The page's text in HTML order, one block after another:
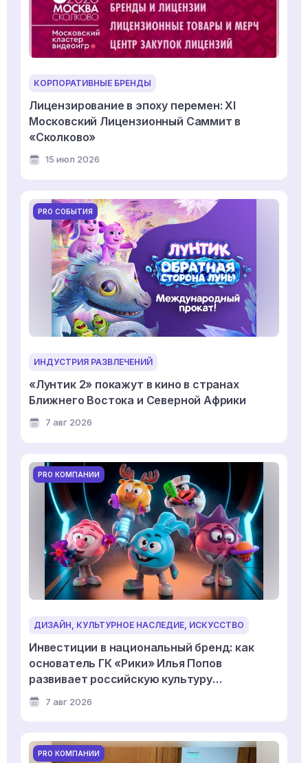
КОРПОРАТИВНЫЕ БРЕНДЫ
Лицензирование в эпоху перемен: XI
Московский Лицензионный Саммит в
«Сколково»
15 июл 2026
PRO СОБЫТИЯ
ИНДУСТРИЯ РАЗВЛЕЧЕНИЙ
«Лунтик 2» покажут в кино в странах
Ближнего Востока и Северной Африки
7 авг 2026
PRO КОМПАНИИ
ДИЗАЙН, КУЛЬТУРНОЕ НАСЛЕДИЕ, ИСКУССТВО
Инвестиции в национальный бренд: как
основатель ГК «Рики» Илья Попов
развивает российскую культуру
дизайнерской игрушки
7 авг 2026
PRO КОМПАНИИ